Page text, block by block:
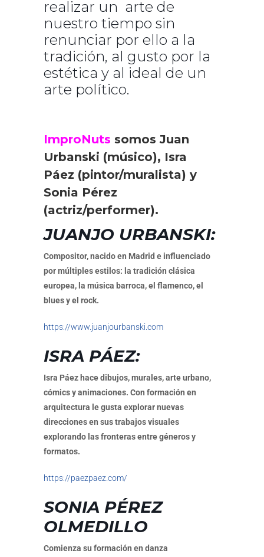
realizar un arte de
nuestro tiempo sin
renunciar por ello a la
tradición, al gusto por la
estética y al ideal de un
arte político.
ImproNuts somos Juan
Urbanski (músico), Isra
Páez (pintor/muralista) y
Sonia Pérez
(actriz/performer).
JUANJO URBANSKI:
Compositor, nacido en Madrid e influenciado
por múltiples estilos: la tradición clásica
europea, la música barroca, el flamenco, el
blues y el rock.
https://www.juanjourbanski.com
ISRA PÁEZ:
Isra Páez hace dibujos, murales, arte urbano,
cómics y animaciones. Con formación en
arquitectura le gusta explorar nuevas
direcciones en sus trabajos visuales
explorando las fronteras entre géneros y
formatos.
https://paezpaez.com/
SONIA PÉREZ
OLMEDILLO
Comienza su formación en danza